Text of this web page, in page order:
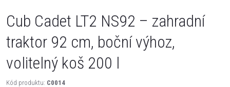
Cub Cadet LT2 NS92 – zahradní
traktor 92 cm, boční výhoz,
volitelný koš 200 l
Kód produktu: C0014